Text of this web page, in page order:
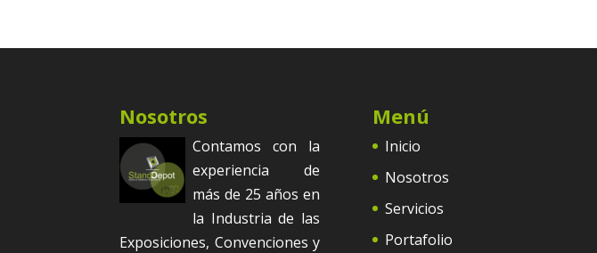
Nosotros
Contamos con la
experiencia de
más de 25 años en
la Industria de las
Exposiciones, Convenciones y
Menú
Inicio
Nosotros
Servicios
Portafolio